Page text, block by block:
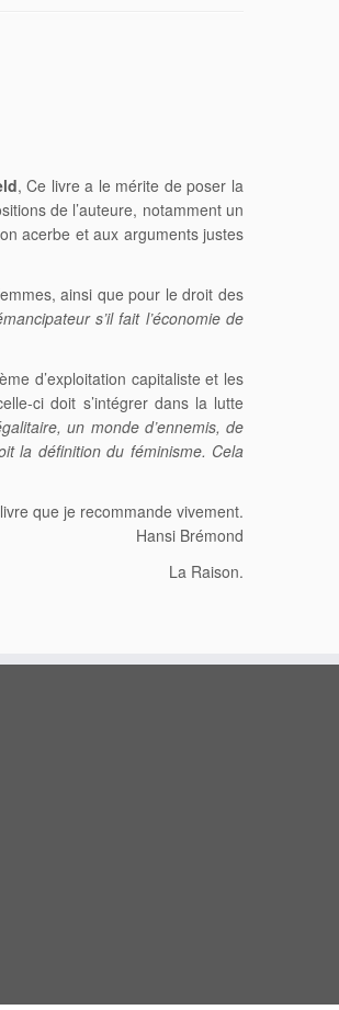
, Ce livre a le mérite de poser la
de l’auteure, notamment un
acerbe et aux arguments justes
ainsi que pour le droit des
s’il fait l’économie de
d’exploitation capitaliste et les
ci doit s’intégrer dans la lutte
un monde d’ennemis, de
la définition du féminisme. Cela
que je recommande vivement.
Hansi Brémond
La Raison.